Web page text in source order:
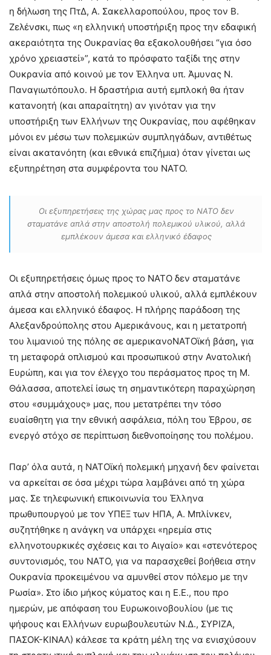
η δήλωση της ΠτΔ, Α. Σακελλαροπούλου, προς τον Β.
Ζελένσκι, πως «η ελληνική υποστήριξη προς την εδαφική
ακεραιότητα της Ουκρανίας θα εξακολουθήσει “για όσο
χρόνο χρειαστεί»”, κατά το πρόσφατο ταξίδι της στην
Ουκρανία από κοινού με τον Έλληνα υπ. Άμυνας Ν.
Παναγιωτόπουλο. Η δραστήρια αυτή εμπλοκή θα ήταν
κατανοητή (και απαραίτητη) αν γινόταν για την
υποστήριξη των Ελλήνων της Ουκρανίας, που αφέθηκαν
μόνοι εν μέσω των πολεμικών συμπληγάδων, αντιθέτως
είναι ακατανόητη (και εθνικά επιζήμια) όταν γίνεται ως
εξυπηρέτηση στα συμφέροντα του ΝΑΤΟ.
Οι εξυπηρετήσεις της χώρας μας προς το ΝΑΤΟ δεν
σταματάνε απλά στην αποστολή πολεμικού υλικού, αλλά
εμπλέκουν άμεσα και ελληνικό έδαφος
Οι εξυπηρετήσεις όμως προς το ΝΑΤΟ δεν σταματάνε
απλά στην αποστολή πολεμικού υλικού, αλλά εμπλέκουν
άμεσα και ελληνικό έδαφος. Η πλήρης παράδοση της
Αλεξανδρούπολης στου Αμερικάνους, και η μετατροπή
του λιμανιού της πόλης σε αμερικανοΝΑΤΟϊκή βάση, για
τη μεταφορά οπλισμού και προσωπικού στην Ανατολική
Ευρώπη, και για τον έλεγχο του περάσματος προς τη Μ.
Θάλασσα, αποτελεί ίσως τη σημαντικότερη παραχώρηση
στου «συμμάχους» μας, που μετατρέπει την τόσο
ευαίσθητη για την εθνική ασφάλεια, πόλη του Έβρου, σε
ενεργό στόχο σε περίπτωση διεθνοποίησης του πολέμου.
Παρ’ όλα αυτά, η ΝΑΤΟϊκή πολεμική μηχανή δεν φαίνεται
να αρκείται σε όσα μέχρι τώρα λαμβάνει από τη χώρα
μας. Σε τηλεφωνική επικοινωνία του Έλληνα
πρωθυπουργού με τον ΥΠΕΞ των ΗΠΑ, Α. Μπλίνκεν,
συζητήθηκε η ανάγκη να υπάρχει «ηρεμία στις
ελληνοτουρκικές σχέσεις και το Αιγαίο» και «στενότερος
συντονισμός, του ΝΑΤΟ, για να παρασχεθεί βοήθεια στην
Ουκρανία προκειμένου να αμυνθεί στον πόλεμο με την
Ρωσία». Στο ίδιο μήκος κύματος και η Ε.Ε., που προ
ημερών, με απόφαση του Ευρωκοινοβουλίου (με τις
ψήφους και Ελλήνων ευρωβουλευτών Ν.Δ., ΣΥΡΙΖΑ,
ΠΑΣΟΚ-ΚΙΝΑΛ) κάλεσε τα κράτη μέλη της να ενισχύσουν